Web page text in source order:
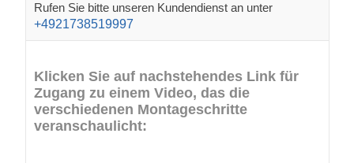
Rufen Sie bitte unseren Kundendienst an unter
+4921738519997
Klicken Sie auf nachstehendes Link für
Zugang zu einem Video, das die
verschiedenen Montageschritte
veranschaulicht: